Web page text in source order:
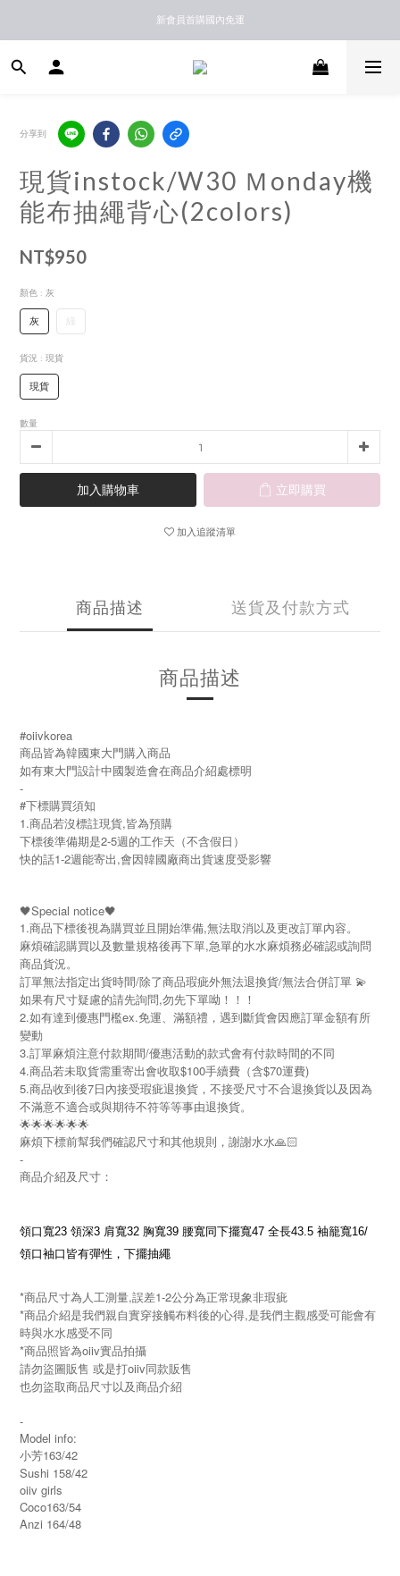
新馬港澳順豐到付配送
新會員首購國內免運
新馬港澳順豐到付配送
分享到
現貨instock/W30 Ｍonday機
能布抽繩背心(2colors)
NT$950
顏色 : 灰
灰
貨況 : 現貨
現貨
數量
加入購物車 立即購買
加入追蹤清單
商品描述 送貨及付款方式
商品描述
#oiivkorea
商品皆為韓國東大門購入商品
如有東大門設計中國製造會在商品介紹處標明
-
#下標購買須知
1.商品若沒標註現貨,皆為預購
下標後準備期是2-5週的工作天（不含假日）
快的話1-2週能寄出,會因韓國廠商出貨速度受影響
🖤Special notice🖤
1.商品下標後視為購買並且開始準備,無法取消以及更改訂單內容。
麻煩確認購買以及數量規格後再下單,急單的水水麻煩務必確認或詢問
商品貨況。
訂單無法指定出貨時間/除了商品瑕疵外無法退換貨/無法合併訂單 💫
如果有尺寸疑慮的請先詢問,勿先下單呦！！！
2.如有達到優惠門檻ex.免運、滿額禮，遇到斷貨會因應訂單金額有所
變動
3.訂單麻煩注意付款期間/優惠活動的款式會有付款時間的不同
4.商品若未取貨需重寄出會收取$100手續費（含$70運費)
5.商品收到後7日內接受瑕疵退換貨，不接受尺寸不合退換貨以及因為
不滿意不適合或與期待不符等等事由退換貨。
🌟🌟🌟🌟🌟🌟
麻煩下標前幫我們確認尺寸和其他規則，謝謝水水🙏🏻
-
商品介紹及尺寸：
領口寬23 領深3 肩寬32 胸寬39 腰寬同下擺寬47 全長43.5 袖籠寬16/
領口袖口皆有彈性，下擺抽繩
*商品尺寸為人工測量,誤差1-2公分為正常現象非瑕疵
*商品介紹是我們親自實穿接觸布料後的心得,是我們主觀感受可能會有
時與水水感受不同
*商品照皆為oiiv實品拍攝
請勿盜圖販售 或是打oiiv同款販售
也勿盜取商品尺寸以及商品介紹
-
Model info:
小芳163/42
Sushi 158/42
oiiv girls
Coco163/54
Anzi 164/48